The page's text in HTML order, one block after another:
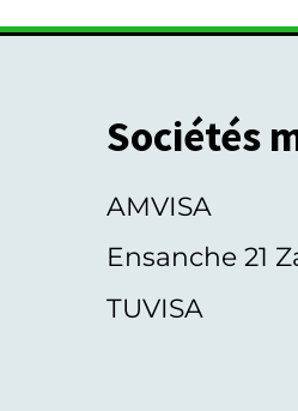
Sociétés
AMVISA
Ensanche 21
TUVISA